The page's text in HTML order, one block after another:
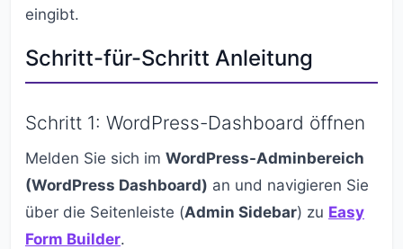
eingibt.
Schritt-für-Schritt Anleitung
Schritt 1: WordPress-Dashboard öffnen
Melden Sie sich im WordPress-Adminbereich
(WordPress Dashboard) an und navigieren Sie
über die Seitenleiste (Admin Sidebar) zu Easy
Form Builder.